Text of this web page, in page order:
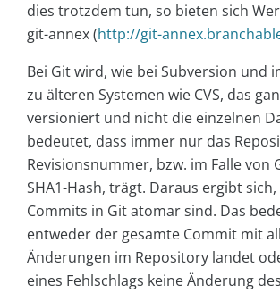
dies trotzdem tun, so bieten sich
git-annex (http://git-
Bei Git wird, wie bei Subversion und
zu älteren Systemen wie CVS, das
versioniert und nicht die einzelnen
bedeutet, dass immer nur das
Revisionsnummer, bzw. im Falle von
SHA1-Hash, trägt. Daraus ergibt
Commits in Git atomar sind. Das
entweder der gesamte Commit mit
Änderungen im Repository landet
eines Fehlschlags keine Änderung